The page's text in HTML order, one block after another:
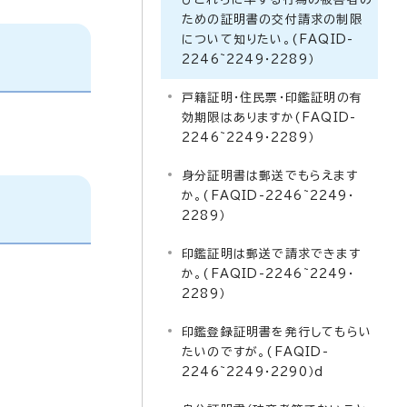
ための証明書の交付請求の制限
について知りたい。(FAQID-
2246~2249・2289）
戸籍証明・住民票・印鑑証明の有
効期限はありますか(FAQID-
2246~2249・2289）
身分証明書は郵送でもらえます
か。(FAQID-2246~2249・
2289）
印鑑証明は郵送で請求できます
か。(FAQID-2246~2249・
2289）
印鑑登録証明書を発行してもらい
たいのですが。(FAQID-
2246~2249・2290）d